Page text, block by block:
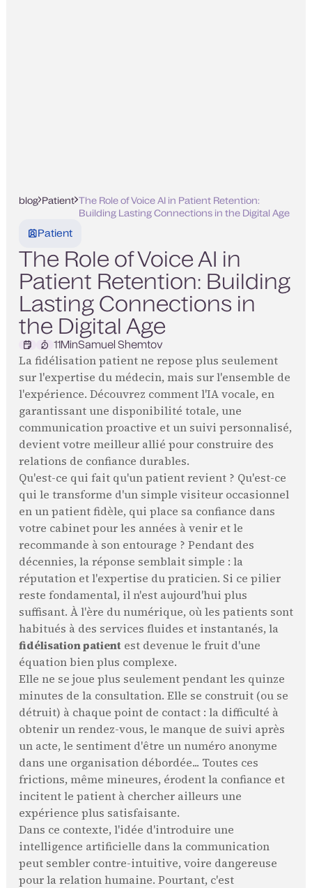
blog Patient The Role of Voice AI in Patient Retention:
Building Lasting Connections in the Digital Age
Patient
The Role of Voice AI in
Patient Retention: Building
Lasting Connections in
the Digital Age
11MinSamuel Shemtov
La fidélisation patient ne repose plus seulement
sur l'expertise du médecin, mais sur l'ensemble de
l'expérience. Découvrez comment l'IA vocale, en
garantissant une disponibilité totale, une
communication proactive et un suivi personnalisé,
devient votre meilleur allié pour construire des
relations de confiance durables.
Qu'est-ce qui fait qu'un patient revient ? Qu'est-ce
qui le transforme d'un simple visiteur occasionnel
en un patient fidèle, qui place sa confiance dans
votre cabinet pour les années à venir et le
recommande à son entourage ? Pendant des
décennies, la réponse semblait simple : la
réputation et l'expertise du praticien. Si ce pilier
reste fondamental, il n'est aujourd'hui plus
suffisant. À l'ère du numérique, où les patients sont
habitués à des services fluides et instantanés, la
fidélisation patient est devenue le fruit d'une
équation bien plus complexe.
Elle ne se joue plus seulement pendant les quinze
minutes de la consultation. Elle se construit (ou se
détruit) à chaque point de contact : la difficulté à
obtenir un rendez-vous, le manque de suivi après
un acte, le sentiment d'être un numéro anonyme
dans une organisation débordée... Toutes ces
frictions, même mineures, érodent la confiance et
incitent le patient à chercher ailleurs une
expérience plus satisfaisante.
Dans ce contexte, l'idée d'introduire une
intelligence artificielle dans la communication
peut sembler contre-intuitive, voire dangereuse
pour la relation humaine. Pourtant, c'est